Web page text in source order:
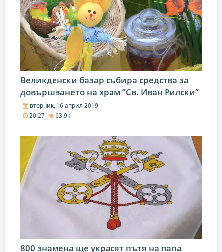
Великденски базар събира средства за
довършването на храм ”Св. Иван Рилски”
вторник, 16 април 2019
20:27
63.9k
800 знамена ще украсят пътя на папа